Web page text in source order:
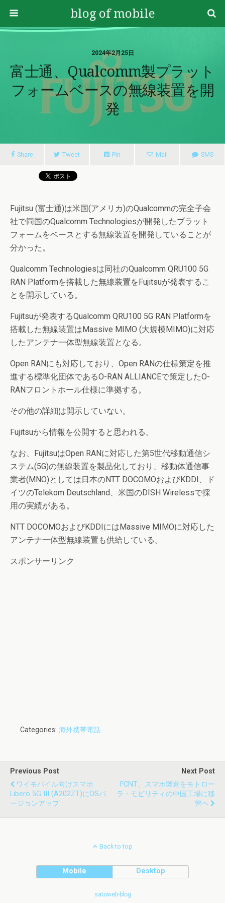
blog of mobile
2024年2月25日
富士通、Qualcomm製プラット
フォームベースの無線装置を開
発
Share Tweet Pin Mail SMS
Fujitsu (富士通)は米国(アメリカ)のQualcommの完全子会
社で同国のQualcomm Technologiesが開発したプラット
フォームをベースとする無線装置を開発していることが
分かった。
Qualcomm Technologiesは同社のQualcomm QRU100 5G
RAN Platformを搭載した無線装置をFujitsuが発表するこ
とを開示している。
Fujitsuが発表するQualcomm QRU100 5G RAN Platformを
搭載した無線装置はMassive MIMO (大規模MIMO)に対応
したアンテナ一体型無線装置となる。
Open RANにも対応しており、Open RANの仕様策定を推
進する標準化団体であるO-RAN ALLIANCEで策定したO-
RANフロントホール仕様に準拠する。
その他の詳細は開示していない。
Fujitsuから情報を公開すると思われる。
なお、FujitsuはOpen RANに対応した第5世代移動通信シ
ステム(5G)の無線装置を製品化しており、移動体通信事
業者(MNO)としては日本のNTT DOCOMOおよびKDDI、ド
イツのTelekom Deutschland、米国のDISH Wirelessで採
用の実績がある。
NTT DOCOMOおよびKDDIにはMassive MIMOに対応した
アンテナ一体型無線装置も供給している。
スポンサーリンク
Categories: 海外携帯電話
Previous Post
ワイモバイル向けスマホ
Libero 5G III (A202ZT)にOSバ
ージョンアップ
Next Post
FCNT、スマホ製造をモトロー
ラ・モビリティの中国工場に移
管へ
Back to top
Mobile Desktop
satoweb-blog